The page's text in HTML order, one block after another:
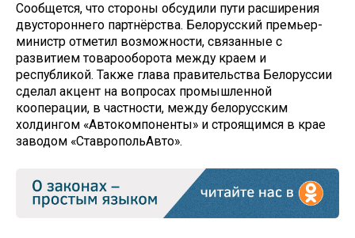
Сообщется, что стороны обсудили пути расширения
двустороннего партнёрства. Белорусский премьер-
министр отметил возможности, связанные с
развитием товарооборота между краем и
республикой. Также глава правительства Белоруссии
сделал акцент на вопросах промышленной
кооперации, в частности, между белорусским
холдингом «Автокомпоненты» и строящимся в крае
заводом «СтавропольАвто».